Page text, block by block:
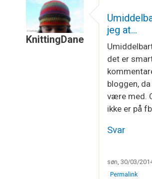
KnittingDane
Kællingesjalaf
jeg at…
det er
bloggen,
være med.
ikke er på fb
Svar
søn, 30/03/
Permalink